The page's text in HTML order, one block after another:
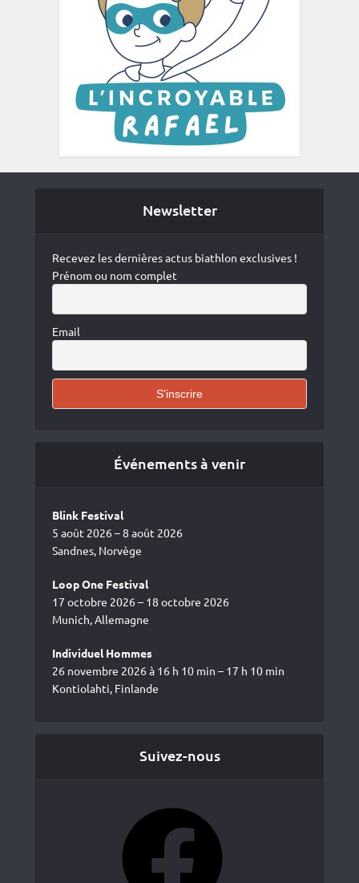
Newsletter
Recevez les dernières actus biathlon exclusives !
Prénom ou nom complet
Email
Événements à venir
Blink Festival
5 août 2026 – 8 août 2026
Sandnes, Norvège
Loop One Festival
17 octobre 2026 – 18 octobre 2026
Munich, Allemagne
Individuel Hommes
26 novembre 2026 à 16 h 10 min – 17 h 10 min
Kontiolahti, Finlande
Suivez-nous